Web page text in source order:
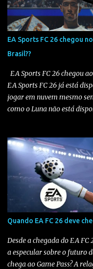
EA Sports FC 26 chegou
Brasil??
EA Sports FC 26 chegou
EA Sports FC 26 já está
jogar em nuvem mesmo
como o Luna não está
1️⃣ Alterar a região da conta
amazon.com . Vá em “Sua
Dispositivos” . No menu
Estados Unidos . Salve as
um endereço nos EUA ,
aqui . Eu uso endereço de
mesmo se não tiver um,
alterações. Isso é
contas configuradas para
Escolher uma assinatura
Quando EA FC 26 deve
Desde a chegada do EA
a especular sobre o futuro
chega ao Game Pass? A